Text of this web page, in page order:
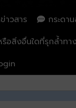
าวสาร กระดา
อสิ่งอื่นใดที่รุกล้ำท